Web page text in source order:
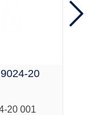
20
20 001